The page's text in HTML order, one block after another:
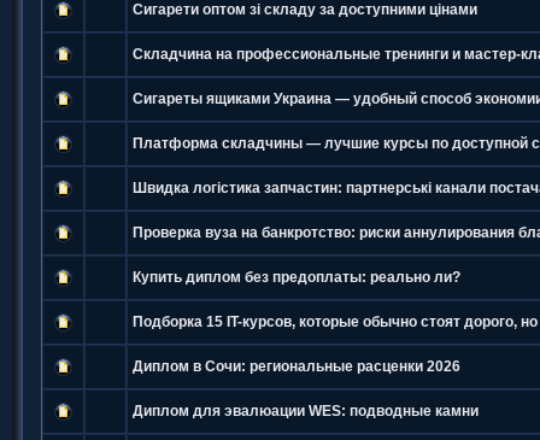
Сигарети оптом зі складу за доступними цінами
Складчина на профессиональные тренинги и мастер-
Сигареты ящиками Украина — удобный способ
Платформа складчины — лучшие курсы по доступной
Швидка логістика запчастин: партнерські канали
Проверка вуза на банкротство: риски аннулирования
Купить диплом без предоплаты: реально ли?
Подборка 15 IT-курсов, которые обычно стоят дорого,
Диплом в Сочи: региональные расценки 2026
Диплом для эвалюации WES: подводные камни